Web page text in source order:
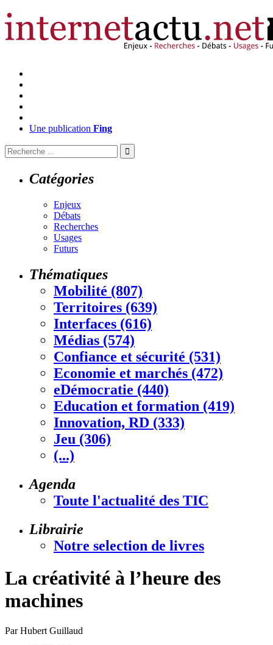
Une publication Fing
Catégories
Enjeux
Débats
Recherches
Usages
Futurs
Thématiques
Mobilité (807)
Territoires (639)
Interfaces (616)
Médias (574)
Confiance et sécurité (531)
Economie et marchés (472)
eDémocratie (440)
Education et formation (419)
Innovation, RD (333)
Jeu (306)
(...)
Agenda
Toute l'actualité des TIC
Librairie
Notre selection de livres
La créativité à l’heure des
machines
Par Hubert Guillaud